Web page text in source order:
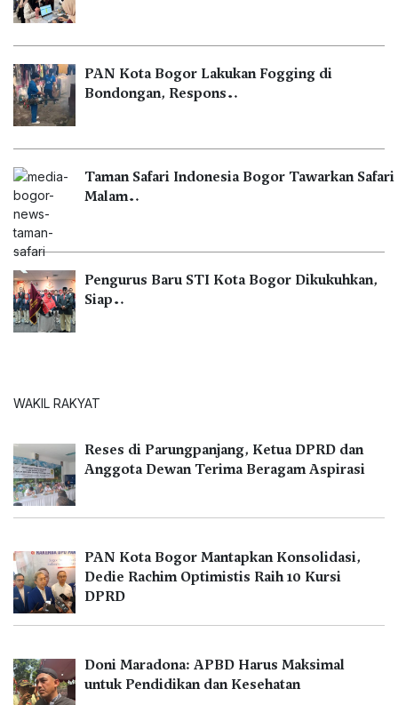
PAN Kota Bogor Lakukan Fogging di
Bondongan, Respons…
Taman Safari Indonesia Bogor Tawarkan Safari
Malam…
Pengurus Baru STI Kota Bogor Dikukuhkan,
Siap…
WAKIL RAKYAT
Reses di Parungpanjang, Ketua DPRD dan
Anggota Dewan Terima Beragam Aspirasi
PAN Kota Bogor Mantapkan Konsolidasi,
Dedie Rachim Optimistis Raih 10 Kursi
DPRD
Doni Maradona: APBD Harus Maksimal
untuk Pendidikan dan Kesehatan